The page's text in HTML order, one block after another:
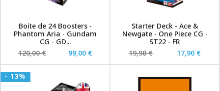
Boite de 24 Boosters -
Phantom Aria - Gundam
CG - GD...
120,00 €
99,00 €
Starter Deck - Ace &
Newgate - One Piece CG -
ST22 - FR
19,90 €
17,90 €
- 13%